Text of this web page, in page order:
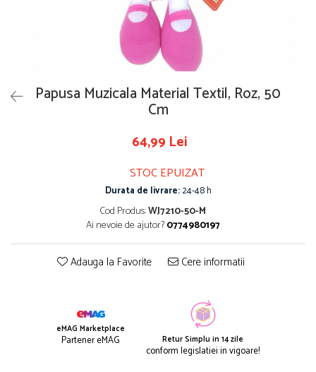
Papusa Muzicala Material Textil, Roz, 50
Cm
64,99 Lei
STOC EPUIZAT
Durata de livrare:24-48 h
Cod Produs:WJ7210-50-M
Ai nevoie de ajutor?0774980197
Adauga la Favorite Cere informatii
eMAG Marketplace
Partener eMAG Retur Simplu in 14 zile
conform legislatiei in vigoare!